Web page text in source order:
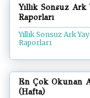
Yıllık Sonsuz Ark
Raporları
Yıllık Sonsuz Ark
Raporları
En Çok Okunan
(Hafta)